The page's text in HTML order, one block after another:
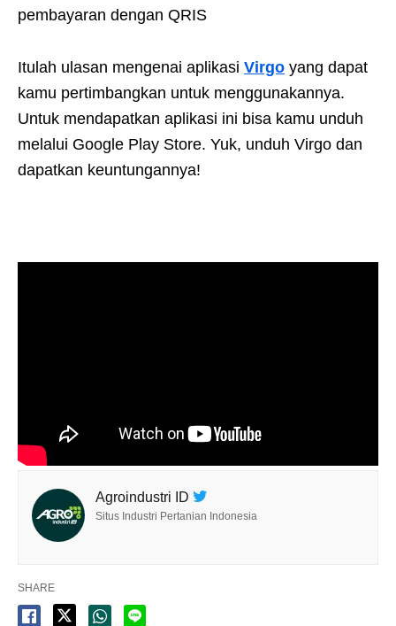
pembayaran dengan QRIS
Itulah ulasan mengenai aplikasi Virgo yang dapat
kamu pertimbangkan untuk menggunakannya.
Untuk mendapatkan aplikasi ini bisa kamu unduh
melalui Google Play Store. Yuk, unduh Virgo dan
dapatkan keuntungannya!
Agroindustri ID
Situs Industri Pertanian Indonesia
SHARE